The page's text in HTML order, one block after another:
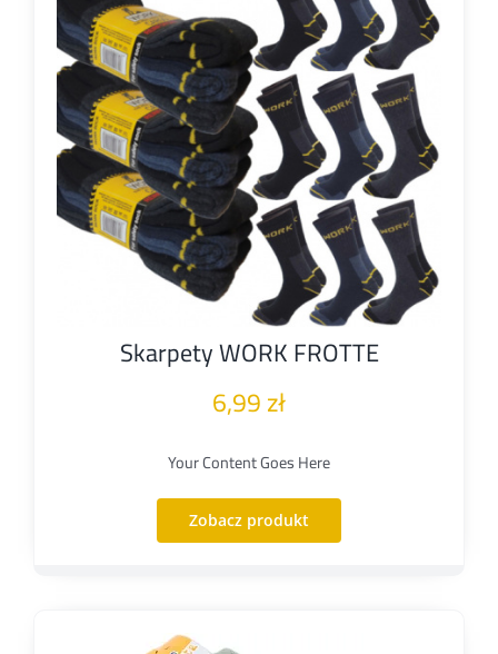
Skarpety WORK FROTTE
6,99zł
Your Content Goes Here
Zobacz produkt